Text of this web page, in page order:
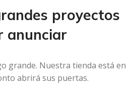
proyectos
anunciar
grande. Nuestra tienda está en
abrirá sus puertas.